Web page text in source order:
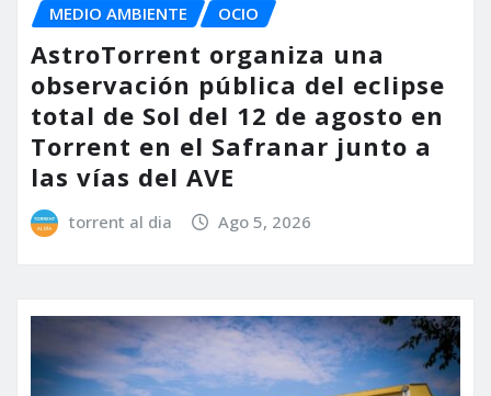
MEDIO AMBIENTE
OCIO
AstroTorrent organiza una
observación pública del eclipse
total de Sol del 12 de agosto en
Torrent en el Safranar junto a
las vías del AVE
torrent al dia Ago 5, 2026